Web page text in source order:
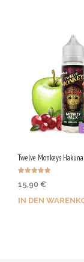
Twelve Monkeys Hakuna
5.00
15,90 €
IN DEN